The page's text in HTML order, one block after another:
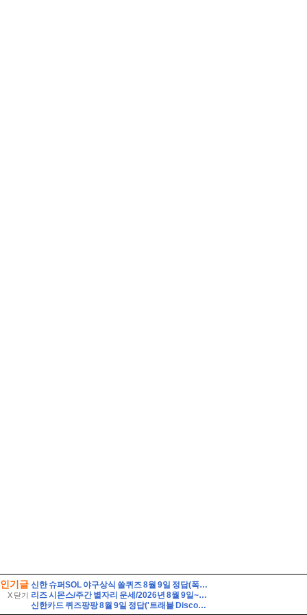
인기글
X 닫기
신한 슈퍼SOL 야구상식 쏠퀴즈 8월 9일 정답(폭염으로 인한 경기 취소로 2026 신한 SOL KBO 리그 가을 일정에 부담이 커졌습니다. KBO 정규시즌 한 팀당 치르는 경수는 총 몇 경기 일까요?)
리즈 시몬스/주간 별자리 운세/2026년 8월 9일~8월 15일/천칭·전갈·사수·염소자리
신한카드 퀴즈팡팡 8월 9일 정답('트래블 Discover-Day! 준비부터 설레는 여행 필수 아이템 특가전'에서 판매되는 특가 상품이 아닌 것은?)